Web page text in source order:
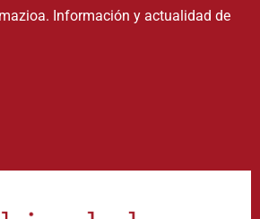
Información y actualidad de